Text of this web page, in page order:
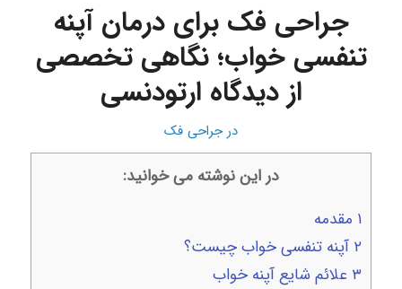
جراحی فک برای درمان آپنه
تنفسی خواب؛ نگاهی تخصصی
از دیدگاه ارتودنسی
درجراحی فک
در این نوشته می خوانید:
۱ مقدمه
۲ آپنه تنفسی خواب چیست؟
۳ علائم شایع آپنه خواب